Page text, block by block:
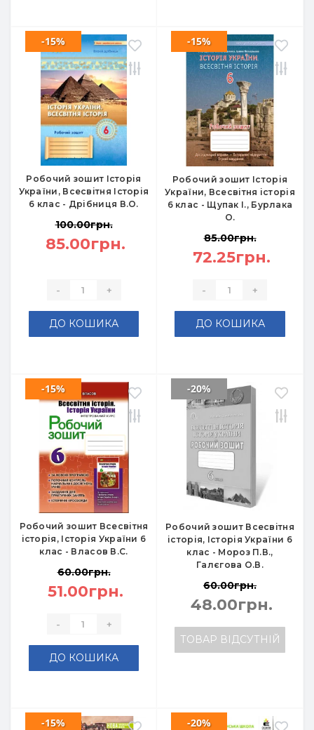
Робочий зошит Історія
України, Всесвітня Історія
6 клас - Дрібниця В.О.
-15%
100.00грн.
85.00грн.
- +
ДО КОШИКА
Робочий зошит Історія
України, Всесвітня історія
6 клас - Щупак І., Бурлака
О.
-15%
85.00грн.
72.25грн.
- +
ДО КОШИКА
Робочий зошит Всесвітня
історія, Історія України 6
клас - Власов В.С.
-15%
60.00грн.
51.00грн.
- +
ДО КОШИКА
Робочий зошит Всесвітня
історія, Історія України 6
клас - Мороз П.В.,
Галєгова О.В.
-20%
60.00грн.
48.00грн.
ТОВАР ВІДСУТНІЙ
-15% -20%